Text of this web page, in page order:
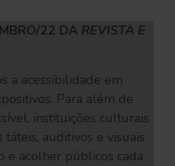
22 DA REVISTA E
a acessibilidade em
Para além de
instituições culturais
auditivos e visuais
e acolher públicos cada